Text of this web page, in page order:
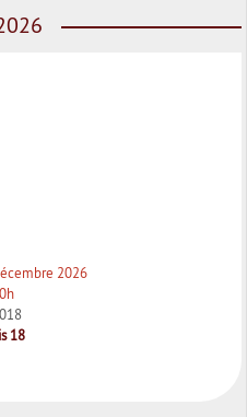
2026
18